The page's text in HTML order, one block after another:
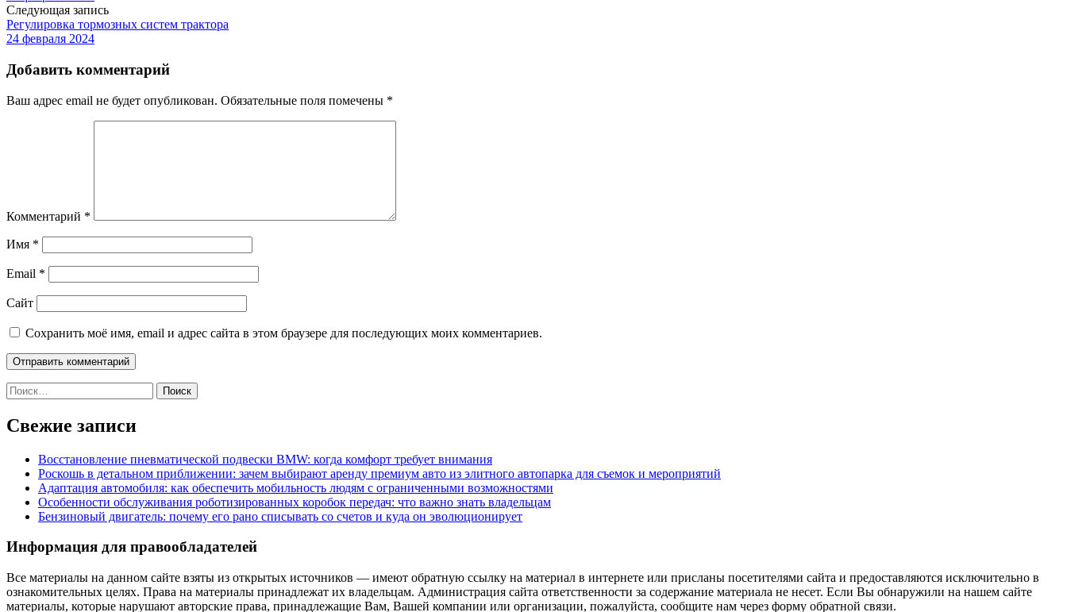
Следующая запись
Регулировка тормозных систем трактора
24 февраля 2024
Добавить комментарий
Ваш адрес email не будет опубликован. Обязательные поля помечены *
Комментарий *
Имя *
Email *
Сайт
Сохранить моё имя, email и адрес сайта в этом браузере для последующих моих комментариев.
Найти:
Свежие записи
Восстановление пневматической подвески BMW: когда комфорт требует внимания
Роскошь в детальном приближении: зачем выбирают аренду премиум авто из элитного автопарка для съемок и мероприятий
Адаптация автомобиля: как обеспечить мобильность людям с ограниченными возможностями
Особенности обслуживания роботизированных коробок передач: что важно знать владельцам
Бензиновый двигатель: почему его рано списывать со счетов и куда он эволюционирует
Информация для правообладателей
Все материалы на данном сайте взяты из открытых источников — имеют обратную ссылку на материал в интернете или присланы посетителями сайта и предоставляются исключительно в
ознакомительных целях. Права на материалы принадлежат их владельцам. Администрация сайта ответственности за содержание материала не несет. Если Вы обнаружили на нашем сайте
материалы, которые нарушают авторские права, принадлежащие Вам, Вашей компании или организации, пожалуйста, сообщите нам через форму обратной связи.